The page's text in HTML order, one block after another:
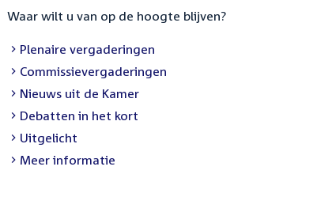
Waar wilt u van op de hoogte blijven?
External
link:
Plenaire vergaderingen
External
link:
Commissievergaderingen
External
link:
Nieuws uit de Kamer
External
link:
Debatten in het kort
External
link:
Uitgelicht
Meer informatie